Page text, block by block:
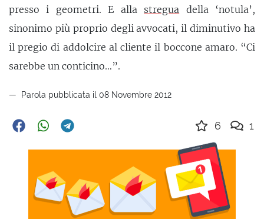
presso i geometri. E alla stregua della ‘notula’,
sinonimo più proprio degli avvocati, il diminutivo ha
il pregio di addolcire al cliente il boccone amaro. “Ci
sarebbe un conticino…”.
Parola pubblicata il 08 Novembre 2012
6 1